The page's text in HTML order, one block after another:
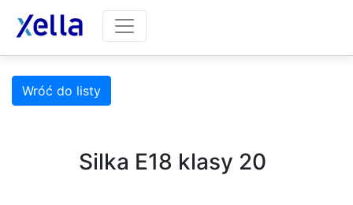
Wróć do listy
Silka E18 klasy 20